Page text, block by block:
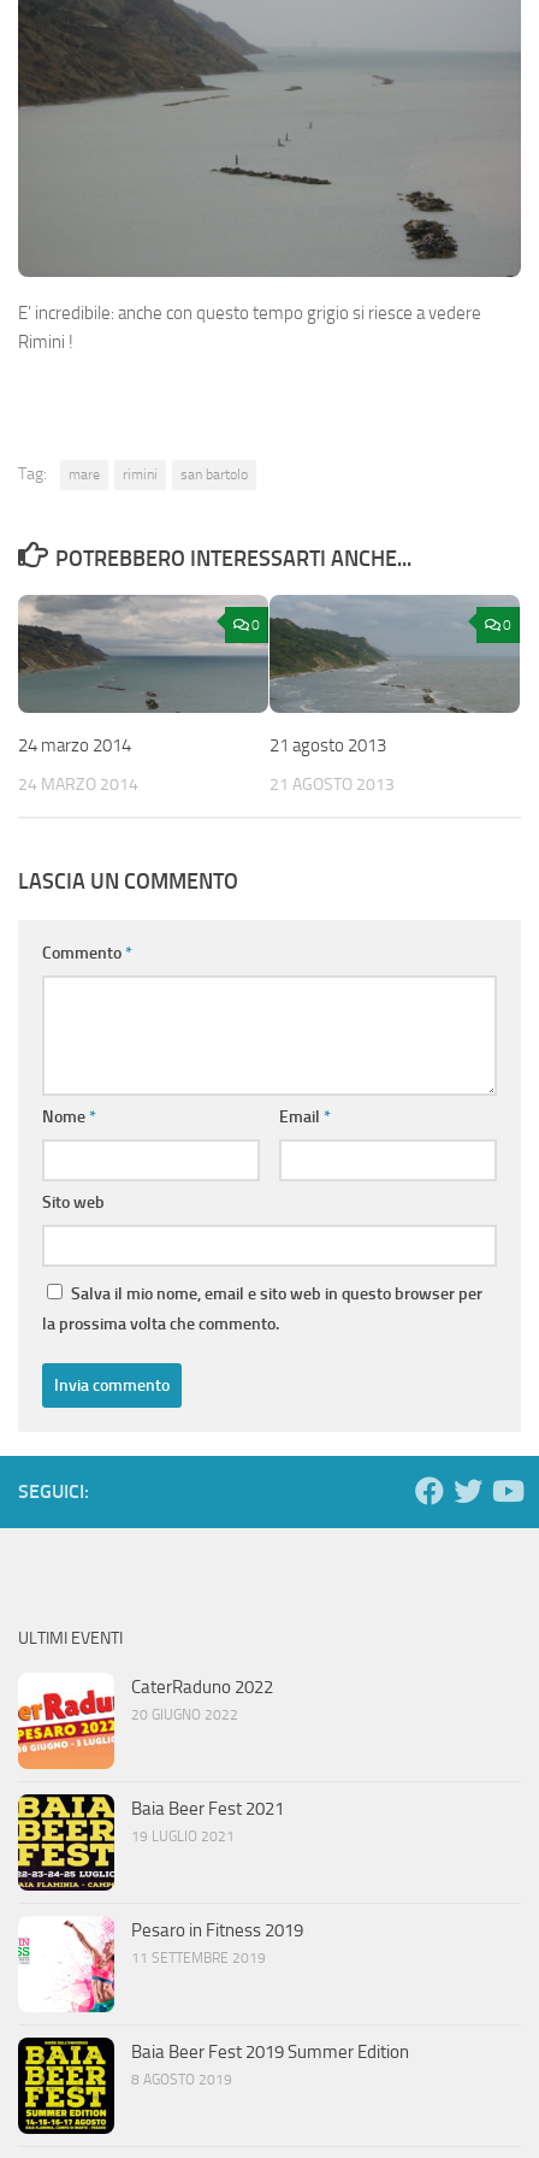
E’ incredibile: anche con questo tempo grigio si riesce a vedere
Rimini !
Tag: mare rimini san bartolo
POTREBBERO INTERESSARTI ANCHE...
0
24 marzo 2014
24 MARZO 2014
0
21 agosto 2013
21 AGOSTO 2013
LASCIA UN COMMENTO
Commento*
Nome* Email *
Sito web
Salva il mio nome, email e sito web in questo browser per
la prossima volta che commento.
SEGUICI:
ULTIMI EVENTI
CaterRaduno 2022
20 GIUGNO 2022
Baia Beer Fest 2021
19 LUGLIO 2021
Pesaro in Fitness 2019
11 SETTEMBRE 2019
Baia Beer Fest 2019 Summer Edition
8 AGOSTO 2019